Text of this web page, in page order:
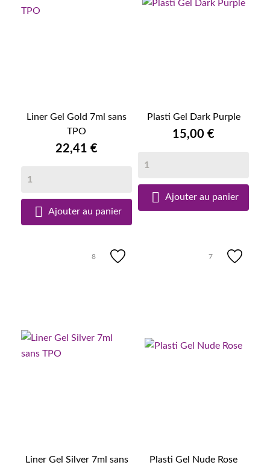
Liner Gel Gold 7ml sans
TPO
22,41 €
 Ajouter au panier
Plasti Gel Dark Purple
15,00 €
 Ajouter au panier
8
Liner Gel Silver 7ml sans
7
Plasti Gel Nude Rose